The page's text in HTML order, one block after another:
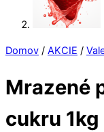
Domov / AKCIE /
Mrazené
cukru 1kg